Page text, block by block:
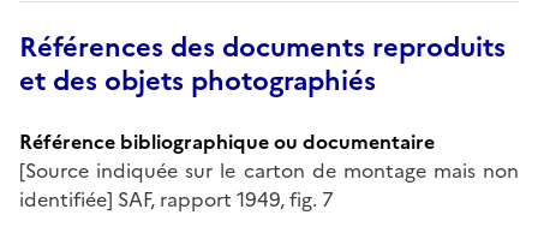
Références des documents reproduits
et des objets photographiés
Référence bibliographique ou documentaire
[Source indiquée sur le carton de montage mais non
identifiée] SAF, rapport 1949, fig. 7